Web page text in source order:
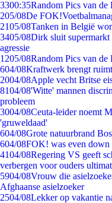
3300:35Random Pics van de
205/08De
2105/08Tanken in België
3405/08Dirk sluit supermarkt
agressie
1205/08Random Pics van de
604/08Kraftwerk brengt
2004/08Apple vecht Britse
8104/08'Witte' mannen
probleem
3004/08Ceuta-leider noemt
'gruweldaad'
604/08Grote natuurbrand
604/08FOK! was even down
4104/08Regering VS geeft
verbergen voor ouders
5904/08Vrouw die
Afghaanse asielzoeker
2504/08Lekker op vakantie